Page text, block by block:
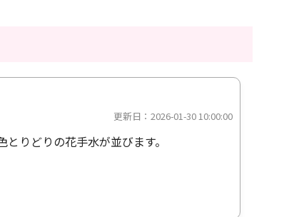
更新日：2026-01-30 10:00:00
りどりの花手水が並びます。